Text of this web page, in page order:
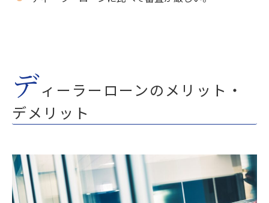
ディーラーローンのメリット・
デメリット